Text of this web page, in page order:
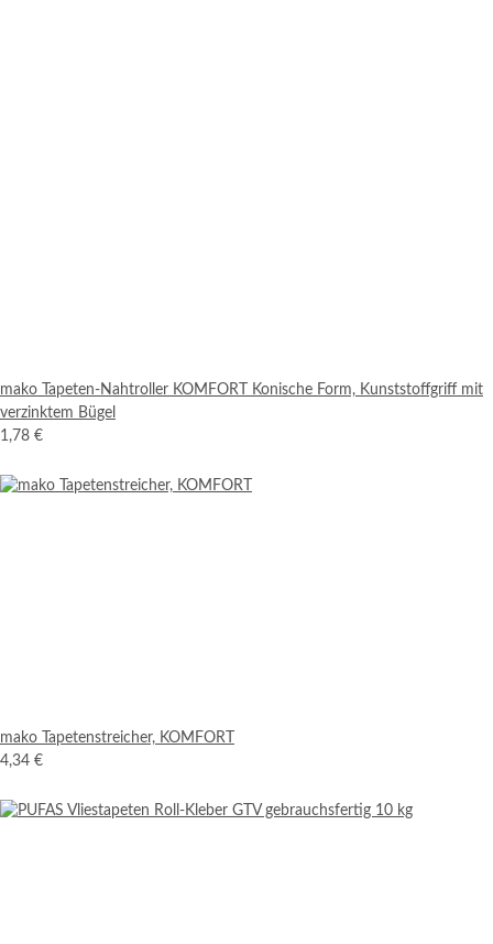
mako Tapeten-Nahtroller KOMFORT Konische Form, Kunststoffgriff mit
verzinktem Bügel
1,78 €
mako Tapetenstreicher, KOMFORT
4,34 €